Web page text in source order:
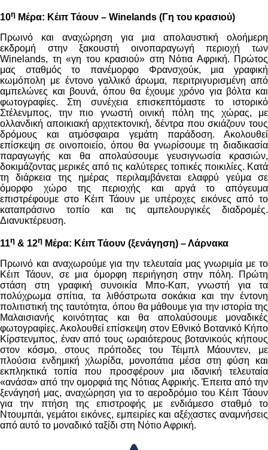
10η Μέρα: Κέιπ Τάουν – Winelands (Γη του κρασιού)
Πρωινό και αναχώρηση για μια απολαυστική ολοήμερη
εκδρομή στην ξακουστή οινοπαραγωγή περιοχή των
Winelands, τη «γη του κρασιού» στη Νότια Αφρική. Πρώτος
μας σταθμός το πανέμορφο Φρανσχούκ, μια γραφική
κωμόπολη με έντονο γαλλικό άρωμα, περιτριγυρισμένη από
αμπελώνες και βουνά, όπου θα έχουμε χρόνο για βόλτα και
φωτογραφίες. Στη συνέχεια επισκεπτόμαστε το ιστορικό
Στέλενμπος, την πιο γνωστή οινική πόλη της χώρας, με
ολλανδική αποικιακή αρχιτεκτονική, δέντρα που σκιάζουν τους
δρόμους και ατμόσφαιρα γεμάτη παράδοση. Ακολουθεί
επίσκεψη σε οινοποιείο, όπου θα γνωρίσουμε τη διαδικασία
παραγωγής και θα απολαύσουμε γευσιγνωσία κρασιών,
δοκιμάζοντας μερικές από τις καλύτερες τοπικές ποικιλίες. Κατά
τη διάρκεια της ημέρας περιλαμβάνεται ελαφρύ γεύμα σε
όμορφο χώρο της περιοχής και αργά το απόγευμα
επιστρέφουμε στο Κέιπ Τάουν με υπέροχες εικόνες από το
καταπράσινο τοπίο και τις αμπελουργικές διαδρομές.
Διανυκτέρευση.
11η & 12η Μέρα: Κέιπ Τάουν (ξενάγηση) – Λάρνακα
Πρωινό και αναχωρούμε για την τελευταία μας γνωριμία με το
Κέιπ Τάουν, σε μια όμορφη περιήγηση στην πόλη. Πρώτη
στάση στη γραφική συνοικία Μπο-Καπ, γνωστή για τα
πολύχρωμα σπίτια, τα λιθόστρωτα σοκάκια και την έντονη
πολιτιστική της ταυτότητα, όπου θα μάθουμε για την ιστορία της
Μαλαισιανής κοινότητας και θα απολαύσουμε μοναδικές
φωτογραφίες. Ακολουθεί επίσκεψη στον Εθνικό Βοτανικό Κήπο
Κίρστενμπος, έναν από τους ωραιότερους βοτανικούς κήπους
στον κόσμο, στους πρόποδες του Τέιμπλ Μάουντεν, με
πλούσια ενδημική χλωρίδα, μονοπάτια μέσα στη φύση και
εκπληκτικά τοπία που προσφέρουν μια ιδανική τελευταία
«ανάσα» από την ομορφιά της Νότιας Αφρικής. Έπειτα από την
ξενάγησή μας, αναχώρηση για το αεροδρόμιο του Κέιπ Τάουν
για την πτήση της επιστροφής με ενδιάμεσο σταθμό το
Ντουμπάι, γεμάτοι εικόνες, εμπειρίες και αξέχαστες αναμνήσεις
από αυτό το μοναδικό ταξίδι στη Νότιο Αφρική.